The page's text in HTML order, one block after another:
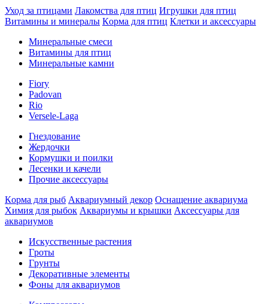
Уход за птицами Лакомства для птиц Игрушки для птиц
Витамины и минералы Кoрма для птиц Клетки и аксессуары
Минеральные смеси
Витамины для птиц
Минеральные камни
Fiory
Padovan
Rio
Versele-Laga
Гнездование
Жердочки
Кормушки и поилки
Лесенки и качели
Прочие аксессуары
Кoрма для рыб Аквариумный декор Оснащение аквариума
Химия для рыбок Аквариумы и крышки Аксессуары для
аквариумов
Искусственные растения
Гpоты
Гpунты
Декоративные элементы
Фoны для аквариумов